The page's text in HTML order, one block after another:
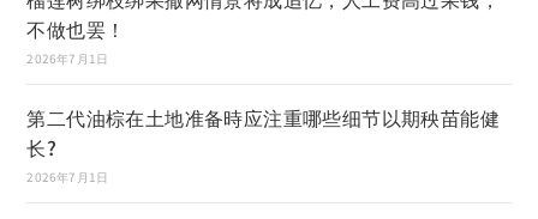
不做也罢！
2026年7月1日
第二代油棕在土地准备時应注重哪些细节以期秧苗能健
长?
2026年7月1日